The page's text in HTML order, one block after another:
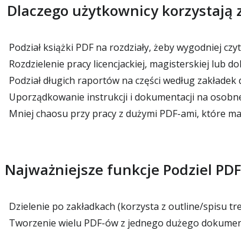
Dlaczego użytkownicy korzystają
Podział książki PDF na rozdziały, żeby wygodniej
Rozdzielenie pracy licencjackiej, magisterskiej lub
Podział długich raportów na części według
Uporządkowanie instrukcji i dokumentacji na
Mniej chaosu przy pracy z dużymi PDF-ami, które
Najważniejsze funkcje Podziel
Dzielenie po zakładkach (korzysta z outline/spisu
Tworzenie wielu PDF-ów z jednego dużego